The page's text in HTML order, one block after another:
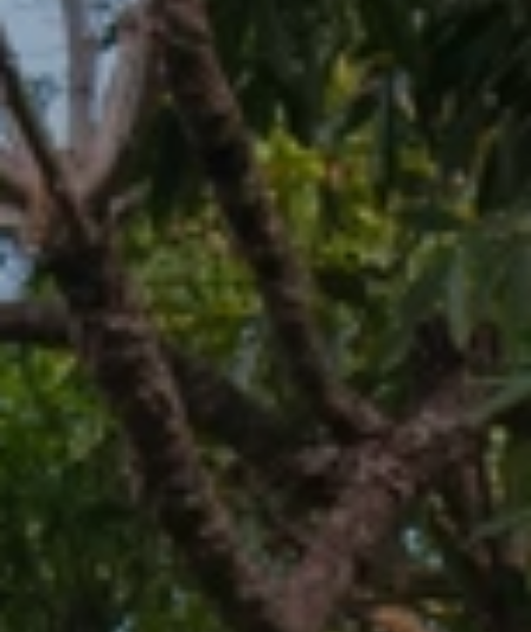
SAFARI-ERLEBNISSE
UNSERE EMPFEHLUNGEN
BLOG
Über Uns
Über Rhino Africa
Unser Team
Auszeichnungen
Kundenfeedback
MIT UNS REISEN
Warum Sie mit uns buchen sollten
Individualreisen in Afrika
Rhino Africa Reisesicherheit
Unsere 100% erstattungsfähige Anzahlung
Deutsch
Gebührenfrei: 888 2156 556